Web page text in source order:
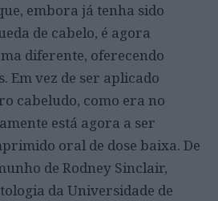
embora já tenha sido
de cabelo, é agora
diferente, oferecendo
Em vez de ser aplicado
cabeludo, como era no
está agora a ser
oral de dose baixa. De
de Rodney Sinclair,
da Universidade de